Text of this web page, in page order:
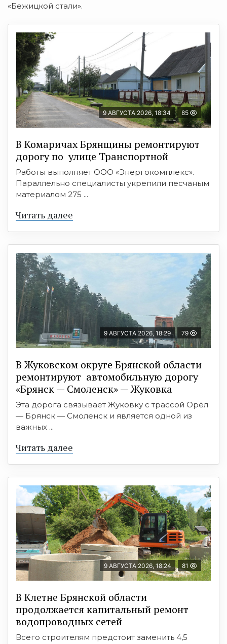
«Бежицкой стали».
9 АВГУСТА 2026, 18:34 85
В Комаричах Брянщины ремонтируют
дорогу по улице Транспортной
Работы выполняет ООО «Энергокомплекс».
Параллельно специалисты укрепили песчаным
материалом 275 ...
Читать далее
9 АВГУСТА 2026, 18:29 79
В Жуковском округе Брянской области
ремонтируют автомобильную дорогу
«Брянск — Смоленск» — Жуковка
Эта дорога связывает Жуковку с трассой Орёл
— Брянск — Смоленск и является одной из
важных ...
Читать далее
9 АВГУСТА 2026, 18:24 81
В Клетне Брянской области
продолжается капитальный ремонт
водопроводных сетей
Всего строителям предстоит заменить 4,5